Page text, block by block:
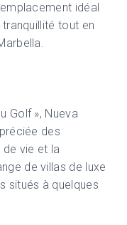
idéal
tout en
Golf », Nueva
des
vie et la
de villas de luxe
situés à quelques